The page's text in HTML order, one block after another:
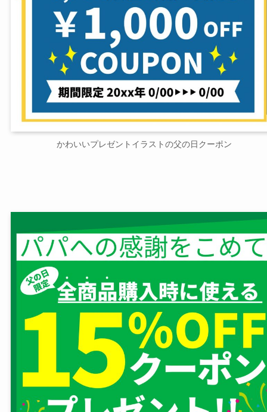
かわいいプレゼントイラストの父の日クーポン